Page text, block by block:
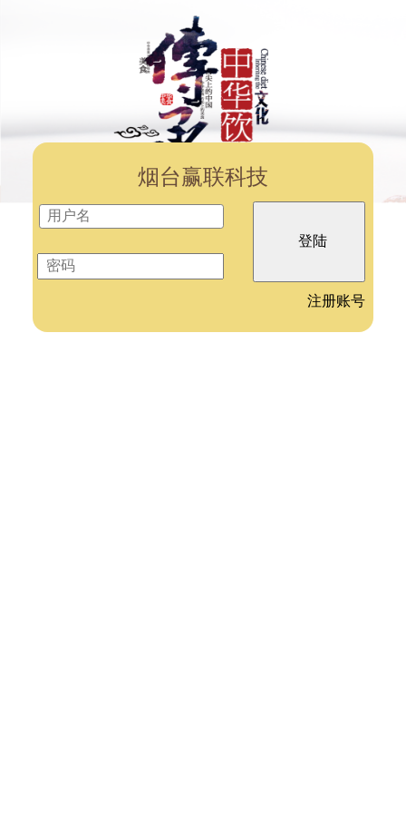
烟台赢联科技
注册账号